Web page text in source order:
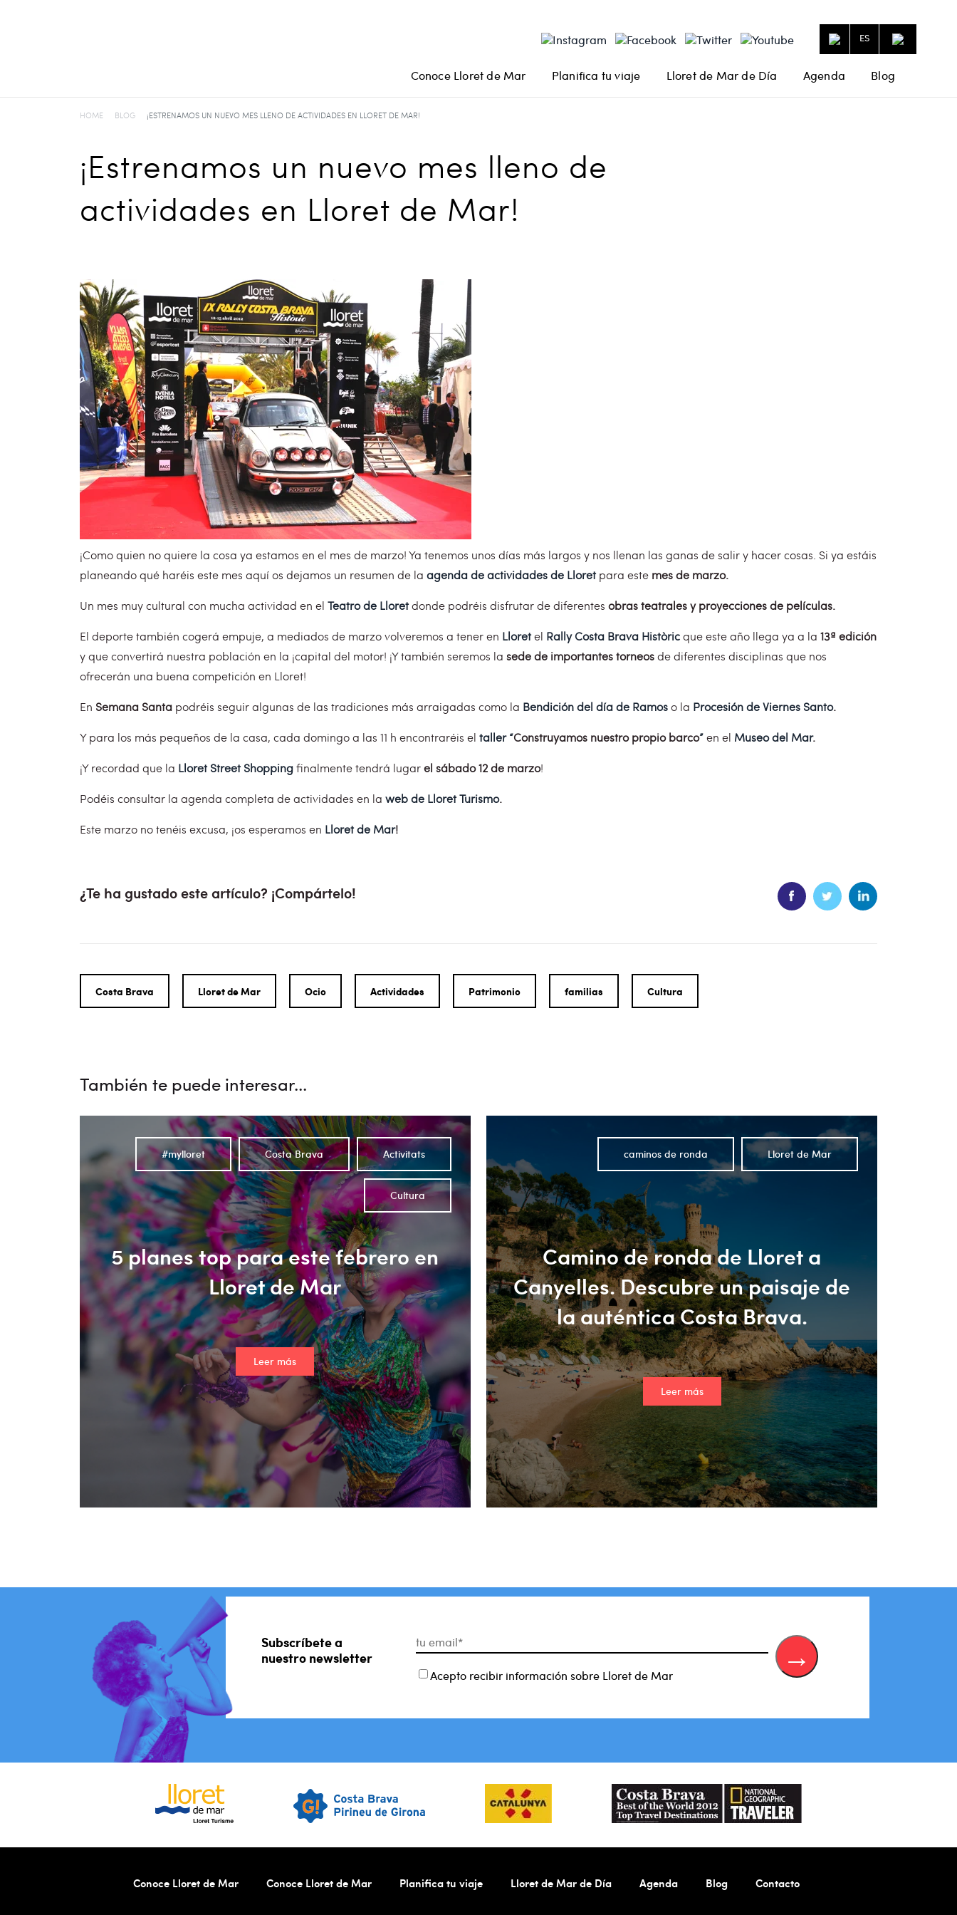
ES
Conoce Lloret de Mar Planifica tu viaje Lloret de Mar de Día Agenda Blog
HOME BLOG ¡ESTRENAMOS UN NUEVO MES LLENO DE ACTIVIDADES EN LLORET DE MAR!
¡Estrenamos un nuevo mes lleno de
actividades en Lloret de Mar!
¡Como quien no quiere la cosa ya estamos en el mes de marzo! Ya tenemos unos días más largos y nos llenan las ganas de salir y hacer cosas. Si ya estáis
planeando qué haréis este mes aquí os dejamos un resumen de la agenda de actividades de Lloretpara este mes de marzo.
Un mes muy cultural con mucha actividad en el Teatro de Lloretdonde podréis disfrutar de diferentes obras teatrales y proyecciones de películas.
El deporte también cogerá empuje, a mediados de marzo volveremos a tener en Lloretel Rally Costa Brava Històricque este año llega ya a la 13ª edición
y que convertirá nuestra población en la ¡capital del motor! ¡Y también seremos la sede de importantes torneosde diferentes disciplinas que nos
ofrecerán una buena competición en Lloret!
En Semana Santa podréis seguir algunas de las tradiciones más arraigadas como la Bendición del día de Ramoso la Procesión de Viernes Santo.
Y para los más pequeños de la casa, cada domingo a las 11 h encontraréis el taller“Construyamos nuestro propio barco”en el Museo del Mar.
¡Y recordad que la Lloret Street Shoppingfinalmente tendrá lugarel sábado 12 de marzo!
Podéis consultar la agenda completa de actividades en la web de Lloret Turismo.
Este marzo no tenéis excusa, ¡os esperamos en Lloret de Mar!
¿Te ha gustado este artículo? ¡Compártelo!
Costa Brava Lloret de Mar Ocio Actividades Patrimonio familias Cultura
También te puede interesar...
5 planes top para este febrero en
Lloret de Mar
Leer más
Activitats
Costa Brava
#mylloret
Cultura
Camino de ronda de Lloret a
Canyelles. Descubre un paisaje de
la auténtica Costa Brava.
Leer más
Lloret de Mar
caminos de ronda
Subscríbete a
nuestro newsletter
Acepto recibir información sobre Lloret de Mar
Conoce Lloret de Mar Conoce Lloret de Mar Planifica tu viaje Lloret de Mar de Día Agenda Blog Contacto